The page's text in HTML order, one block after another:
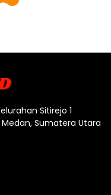
Sitirejo 1
Sumatera Utara